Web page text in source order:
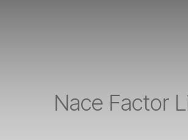
Nace Factor